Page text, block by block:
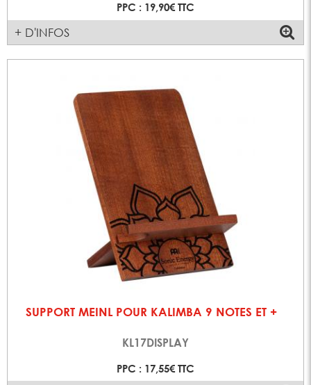
PPC : 19,90€ TTC
+ D'INFOS
SUPPORT MEINL POUR KALIMBA 9 NOTES ET +
KL17DISPLAY
PPC : 17,55€ TTC